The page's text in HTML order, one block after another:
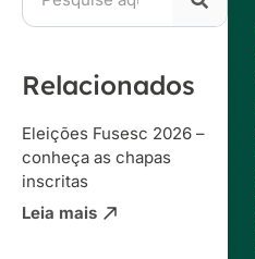
Relacionados
Eleições Fusesc 2026 –
conheça as chapas
inscritas
Leia mais